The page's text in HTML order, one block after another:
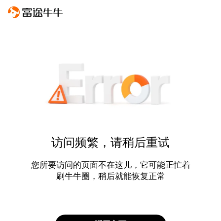
访问频繁，请稍后重试
您所要访问的页面不在这儿，它可能正忙着
刷牛牛圈，稍后就能恢复正常